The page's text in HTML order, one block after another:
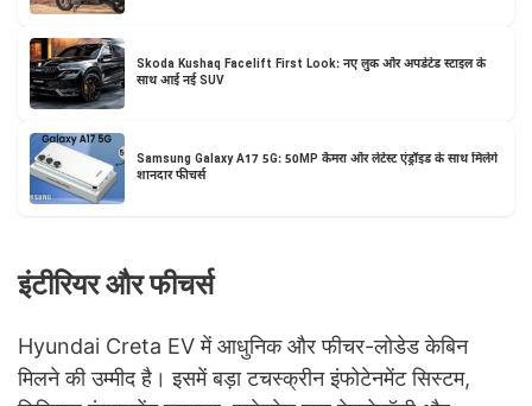
Skoda Kushaq Facelift First Look: नए लुक और अपडेटेड स्टाइल के
साथ आई नई SUV
Samsung Galaxy A17 5G: 50MP कैमरा और लेटेस्ट एंड्रॉइड के साथ मिलेंगे
शानदार फीचर्स
इंटीरियर और फीचर्स
Hyundai Creta EV में आधुनिक और फीचर-लोडेड केबिन
मिलने की उम्मीद है। इसमें बड़ा टचस्क्रीन इंफोटेनमेंट सिस्टम,